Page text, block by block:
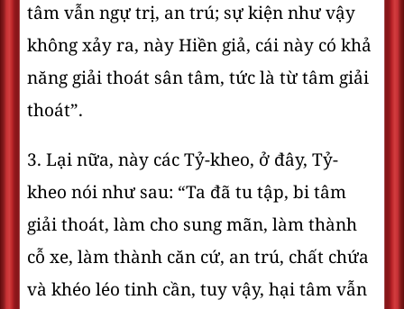
tâm vẫn ngự trị, an trú; sự kiện như vậy
không xảy ra, này Hiền giả, cái này có khả
năng giải thoát sân tâm, tức là từ tâm giải
thoát”.
3. Lại nữa, này các Tỷ-kheo, ở đây, Tỷ-
kheo nói như sau: “Ta đã tu tập, bi tâm
giải thoát, làm cho sung mãn, làm thành
cỗ xe, làm thành căn cứ, an trú, chất chứa
và khéo léo tinh cần, tuy vậy, hại tâm vẫn